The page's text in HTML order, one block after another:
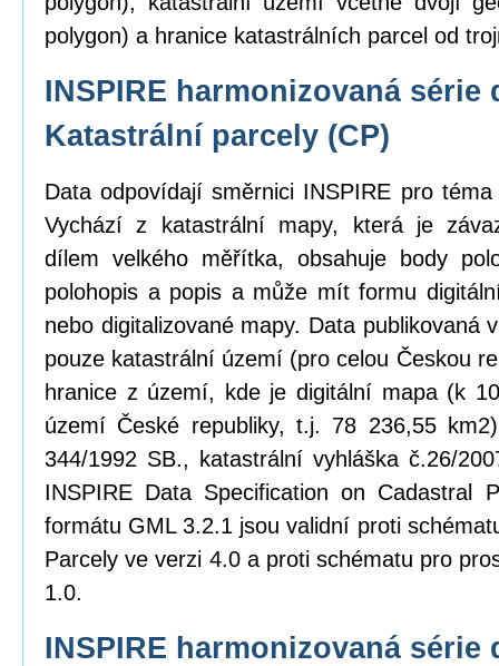
polygon) a hranice katastrálních parcel od
INSPIRE harmonizovaná série
Katastrální parcely (CP)
Data odpovídají směrnici INSPIRE pro
Vychází z katastrální mapy, která je
dílem velkého měřítka, obsahuje body
polohopis a popis a může mít formu
nebo digitalizované mapy. Data publikovaná
pouze katastrální území (pro celou Českou
hranice z území, kde je digitální mapa (k
území České republiky, t.j. 78 236,55
344/1992 SB., katastrální vyhláška č.26/
INSPIRE Data Specification on Cadastral
formátu GML 3.2.1 jsou validní proti
Parcely ve verzi 4.0 a proti schématu pro
1.0.
INSPIRE harmonizovaná série